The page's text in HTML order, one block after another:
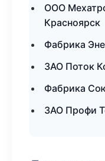
ООО
Красноярск
Фабрика
ЗАО Поток
Фабрика
ЗАО Профи